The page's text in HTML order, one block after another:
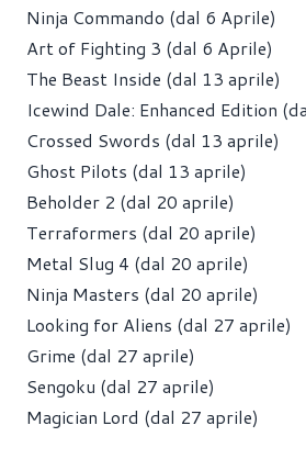
Ninja Commando (dal 6 Aprile)
Art of Fighting 3 (dal 6 Aprile)
The Beast Inside (dal 13 aprile)
Icewind Dale: Enhanced Edition
Crossed Swords (dal 13 aprile)
Ghost Pilots (dal 13 aprile)
Beholder 2 (dal 20 aprile)
Terraformers (dal 20 aprile)
Metal Slug 4 (dal 20 aprile)
Ninja Masters (dal 20 aprile)
Looking for Aliens (dal 27 aprile)
Grime (dal 27 aprile)
Sengoku (dal 27 aprile)
Magician Lord (dal 27 aprile)